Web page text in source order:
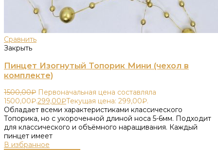
Сравнить
Закрыть
Пинцет Изогнутый Топорик Мини (чехол в
комплекте)
1500,00₽ Первоначальная цена составляла
1500,00₽.299,00₽Текущая цена: 299,00₽.
Обладает всеми характеристиками классического
Топорика, но с укороченной длиной носа 5-6мм. Подходит
для классического и объёмного наращивания. Каждый
пинцет имеет
В избранное